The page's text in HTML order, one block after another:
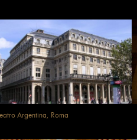
Argentina, Roma